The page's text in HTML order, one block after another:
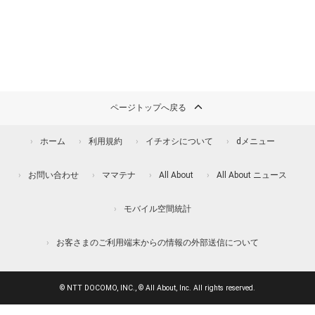
ページトップへ戻る
ホーム 利用規約 イチオシについて dメニュー
お問い合わせ ママテナ All About All About ニュース
モバイル空間統計
お客さまのご利用端末からの情報の外部送信について
© NTT DOCOMO, INC., © All About, Inc. All rights reserved.